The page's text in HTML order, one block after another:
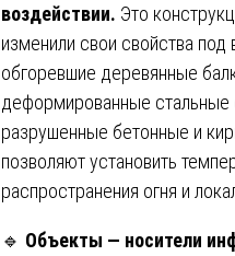
воздействии. Это
изменили свои свойства
обгоревшие деревянные
деформированные
разрушенные бетонные и
позволяют установить
распространения огня и
🔹 Объекты — носители